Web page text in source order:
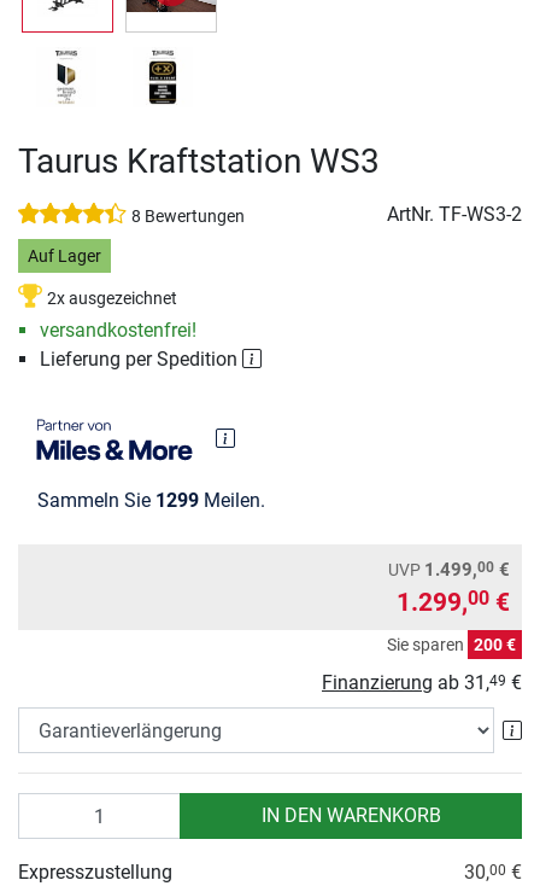
Taurus Kraftstation WS3
8 Bewertungen ArtNr. TF-WS3-2
Auf Lager
2x ausgezeichnet
versandkostenfrei!
Lieferung per Spedition
Sammeln Sie 1299 Meilen.
UVP 1.499,00 €
1.299,00 €
Sie sparen 200 €
Finanzierung ab 31,49 €
IN DEN WARENKORB
Expresszustellung 30,00 €